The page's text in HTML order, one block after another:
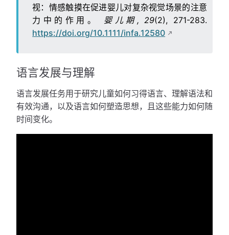
视：情感触摸在促进婴儿对复杂视觉场景的注意
力中的作用。 婴儿期, 29(2), 271-283.
https://doi.org/10.1111/infa.12580
语言发展与理解
语言发展任务用于研究儿童如何习得语言、理解语法和
有效沟通，以及语言如何塑造思想，且这些能力如何随
时间变化。